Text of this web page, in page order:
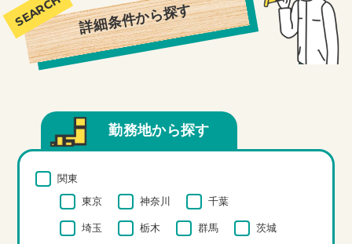
詳細条件から探す
勤務地から探す
関東
東京
神奈川 千葉
埼玉 栃木 群馬 茨城